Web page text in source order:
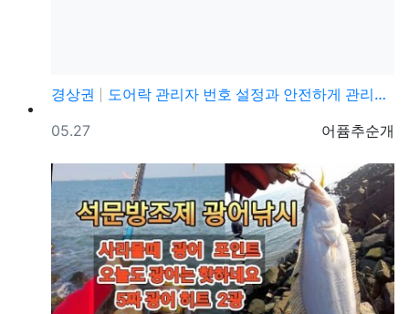
경상권
도어락 관리자 번호 설정과 안전하게 관리하는 방법
등록자
어퓸추순개
등록일
05.27